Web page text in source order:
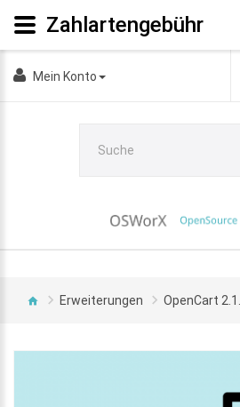
Mein Konto
Erweiterungen OpenCart
Zahlartengebühr